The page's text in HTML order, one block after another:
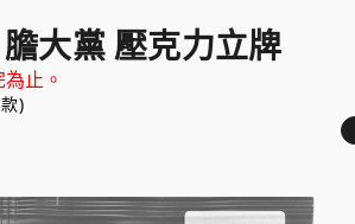
膽大黨 壓克力立牌
止。
)